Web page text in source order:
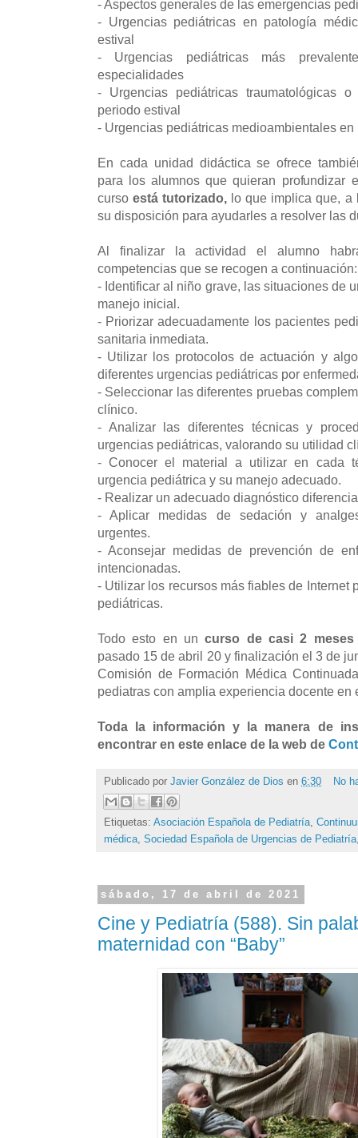
- Aspectos generales de las emergencias
- Urgencias pediátricas en patología
estival
- Urgencias pediátricas más
especialidades
- Urgencias pediátricas traumatológicas
periodo estival
- Urgencias pediátricas medioambientales
En cada unidad didáctica se ofrece
para los alumnos que quieran profundizar
cursoestá tutorizado, lo que implica que, a
su disposición para ayudarles a resolver las
Al finalizar la actividad el alumno
competencias que se recogen a
- Identificar al niño grave, las situaciones de
manejo inicial.
- Priorizar adecuadamente los pacientes
sanitaria inmediata.
- Utilizar los protocolos de actuación y
diferentes urgencias pediátricas por
- Seleccionar las diferentes pruebas
clínico.
- Analizar las diferentes técnicas y
urgencias pediátricas, valorando su utilidad
- Conocer el material a utilizar en cada
urgencia pediátrica y su manejo adecuado.
- Realizar un adecuado diagnóstico
- Aplicar medidas de sedación y
urgentes.
- Aconsejar medidas de prevención de
intencionadas.
- Utilizar los recursos más fiables de Internet
pediátricas.
Todo esto en uncurso de casi 2
pasado 15 de abril 20 y finalización el 3 de
Comisión de Formación Médica
pediatras con amplia experiencia docente en
Toda la información y la manera de
encontrar en este enlace de la web de
Publicado por Javier González de Dios en 6:30 No
Etiquetas: Asociación Española de Pediatría,
médica, Sociedad Española de Urgencias de Pediatría
sábado, 17 de abril de 2021
Cine y Pediatría (588). Sin
maternidad con “Baby”